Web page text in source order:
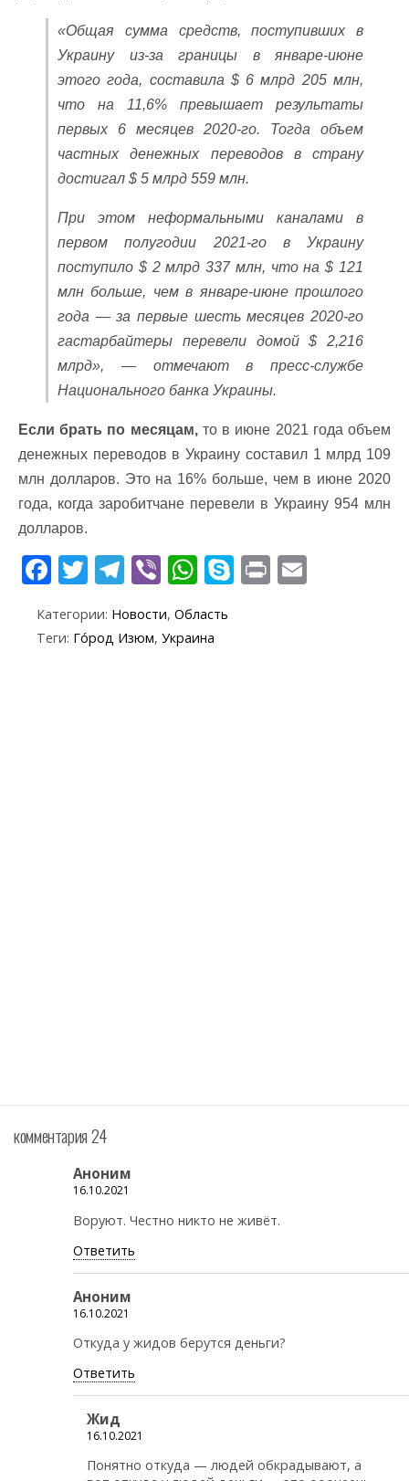
«Общая сумма средств, поступивших в
Украину из-за границы в январе-июне
этого года, составила $ 6 млрд 205 млн,
что на 11,6% превышает результаты
первых 6 месяцев 2020-го. Тогда объем
частных денежных переводов в страну
достигал $ 5 млрд 559 млн.
При этом неформальными каналами в
первом полугодии 2021-го в Украину
поступило $ 2 млрд 337 млн, что на $ 121
млн больше, чем в январе-июне прошлого
года — за первые шесть месяцев 2020-го
гастарбайтеры перевели домой $ 2,216
млрд», — отмечают в пресс-службе
Национального банка Украины.
Если брать по месяцам,то в июне 2021 года объем
денежных переводов в Украину составил 1 млрд 109
млн долларов. Это на 16% больше, чем в июне 2020
года, когда заробитчане перевели в Украину 954 млн
долларов.
F
e
T
itt
er
T
e
Vi
er
W
at
S Pr
Категории: Новости, Область
Теги: Го́род Изюм, Украина
комментария 24
Аноним
16.10.2021
Воруют. Честно никто не живёт.
Ответить
Аноним
16.10.2021
Откуда у жидов берутся деньги?
Ответить
Жид
16.10.2021
Понятно откуда — людей обкрадывают, а